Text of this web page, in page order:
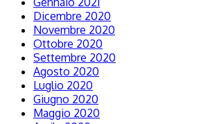
Dicembre 2020
Novembre 2020
Ottobre 2020
Settembre 2020
Agosto 2020
Luglio 2020
Giugno 2020
Maggio 2020